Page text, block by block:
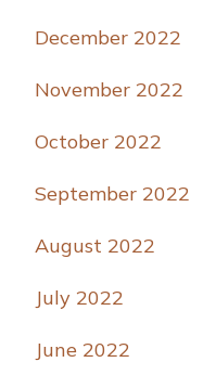
December 2022
November 2022
October 2022
September 2022
August 2022
July 2022
June 2022